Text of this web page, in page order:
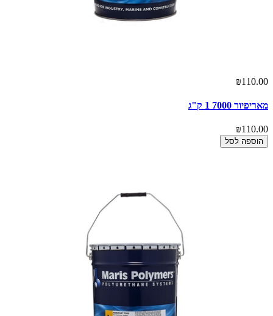
₪110.00
מאריפיור 7000 1 ק"ג
₪110.00
הוספה לסל